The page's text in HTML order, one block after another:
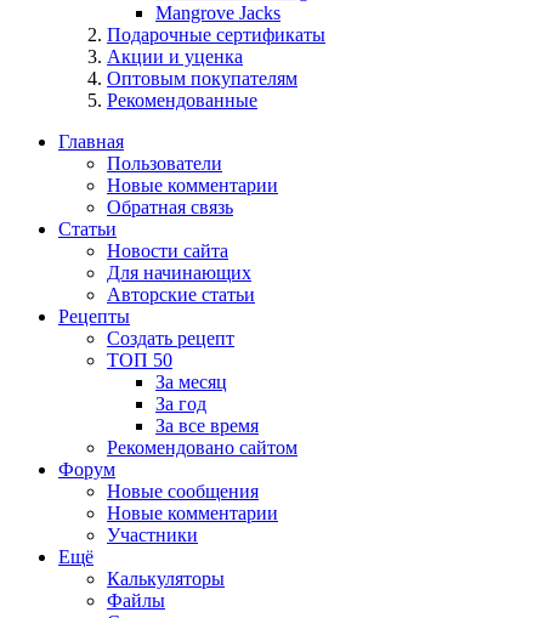
Mangrove Jacks
Подарочные сертификаты
Акции и уценка
Оптовым покупателям
Рекомендованные
Главная
Пользователи
Новые комментарии
Обратная связь
Статьи
Новости сайта
Для начинающих
Авторские статьи
Рецепты
Создать рецепт
ТОП 50
За месяц
За год
За все время
Рекомендовано сайтом
Форум
Новые сообщения
Новые комментарии
Участники
Ещё
Калькуляторы
Файлы